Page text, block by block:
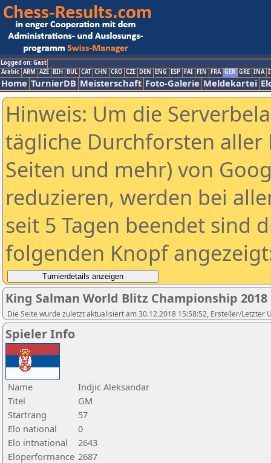
Logged on: Gast
Arabic ARM AZE BIH BUL CAT CHN CRO CZE DEN ENG ESP FAI FIN FRA GER GRE INA
Home TurnierDB Meisterschaft Foto-Galerie Meldekartei
Hinweis: Um die
tägliche Durchforsten aller
Seiten und mehr) von
reduzieren, werden bei
seit 5 Tagen beendet sind
folgenden Knopf
King Salman World Blitz Championship 2018
Die Seite wurde zuletzt aktualisiert am 30.12.2018 15:58:52, Ersteller/Letzter
Spieler Info
Name
Indjic Aleksandar
Titel
GM
Startrang
57
Elo national
0
Elo intnational
2643
Eloperformance 2687